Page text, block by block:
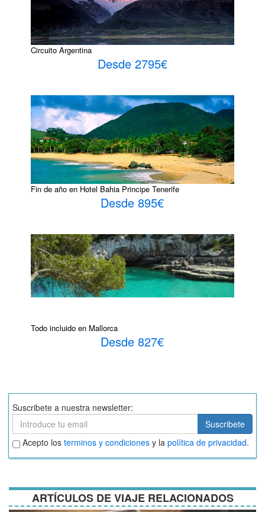
Circuito Argentina
Desde 2795€
Fin de año en Hotel Bahia Principe Tenerife
Desde 895€
Todo incluido en Mallorca
Desde 827€
Suscribete a nuestra newsletter:
Suscribete
Suscribete
Aceptar
términos
y
Acepto los terminos y condiciones y la política de privacidad.
ARTÍCULOS DE VIAJE RELACIONADOS